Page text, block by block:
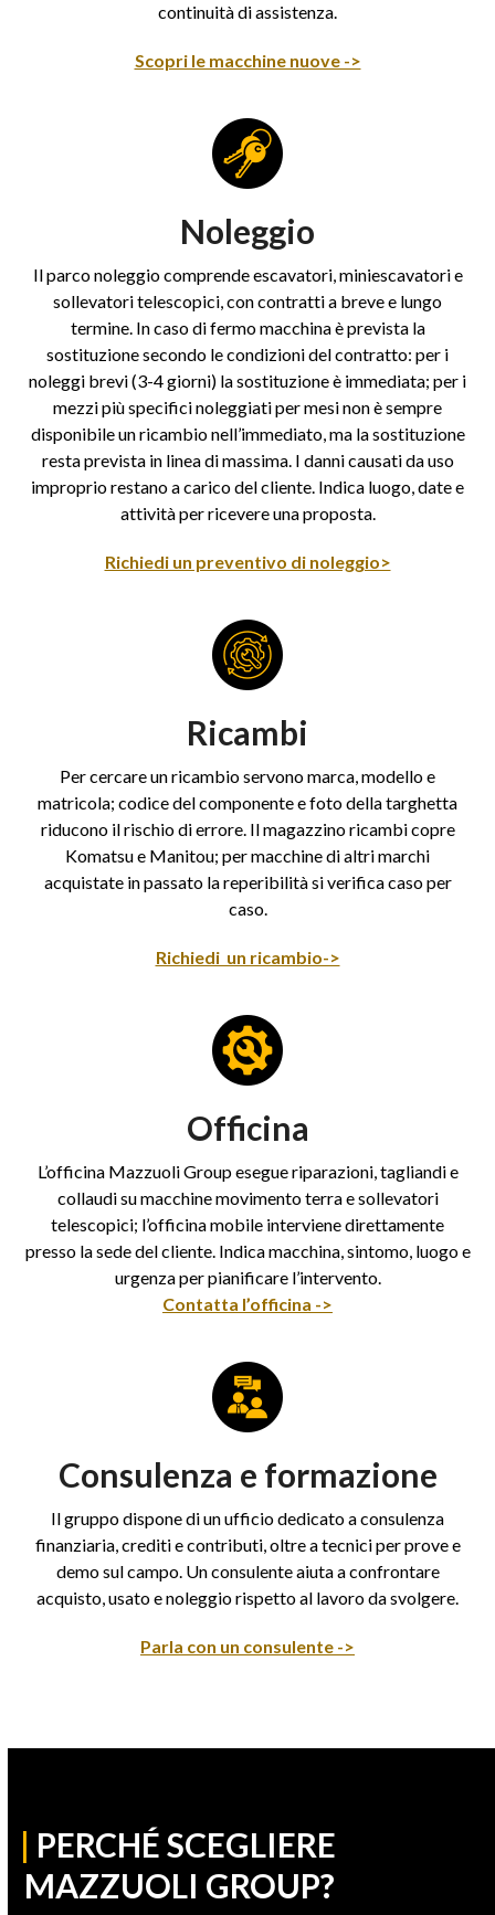
continuità di assistenza.
Scopri le macchine nuove ->
Noleggio
Il parco noleggio comprende escavatori, miniescavatori e
sollevatori telescopici, con contratti a breve e lungo
termine. In caso di fermo macchina è prevista la
sostituzione secondo le condizioni del contratto: per i
noleggi brevi (3-4 giorni) la sostituzione è immediata; per i
mezzi più specifici noleggiati per mesi non è sempre
disponibile un ricambio nell’immediato, ma la sostituzione
resta prevista in linea di massima. I danni causati da uso
improprio restano a carico del cliente. Indica luogo, date e
attività per ricevere una proposta.
Richiedi un preventivo di noleggio>
Ricambi
Per cercare un ricambio servono marca, modello e
matricola; codice del componente e foto della targhetta
riducono il rischio di errore. Il magazzino ricambi copre
Komatsu e Manitou; per macchine di altri marchi
acquistate in passato la reperibilità si verifica caso per
caso.
Richiedi un ricambio->
Officina
L’officina Mazzuoli Group esegue riparazioni, tagliandi e
collaudi su macchine movimento terra e sollevatori
telescopici; l’officina mobile interviene direttamente
presso la sede del cliente. Indica macchina, sintomo, luogo e
urgenza per pianificare l’intervento.
Contatta l’officina ->
Consulenza e formazione
Il gruppo dispone di un ufficio dedicato a consulenza
finanziaria, crediti e contributi, oltre a tecnici per prove e
demo sul campo. Un consulente aiuta a confrontare
acquisto, usato e noleggio rispetto al lavoro da svolgere.
Parla con un consulente ->
| PERCHÉ SCEGLIERE
MAZZUOLI GROUP?